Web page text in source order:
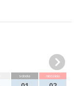
sobota niedziela